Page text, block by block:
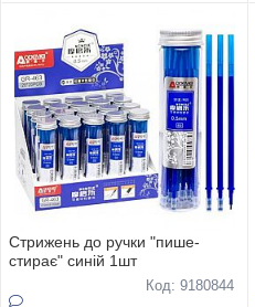
Стрижень до ручки "пише-
стирає" синiй 1шт
Код: 9180844